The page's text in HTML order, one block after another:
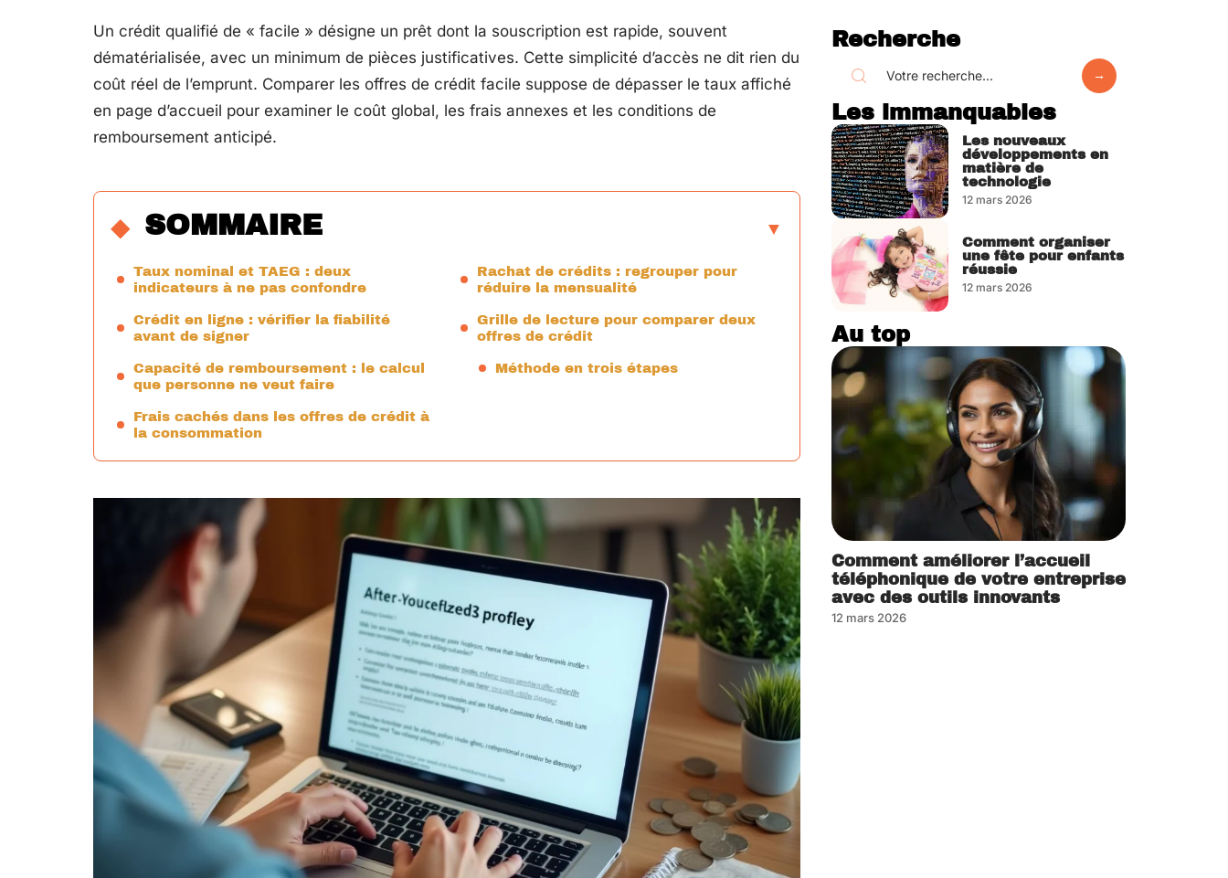
Un crédit qualifié de « facile » désigne un prêt dont la souscription est rapide, souvent
dématérialisée, avec un minimum de pièces justificatives. Cette simplicité d’accès ne dit rien du
coût réel de l’emprunt. Comparer les offres de crédit facile suppose de dépasser le taux affiché
en page d’accueil pour examiner le coût global, les frais annexes et les conditions de
remboursement anticipé.
SOMMAIRE
Taux nominal et TAEG : deux
indicateurs à ne pas confondre
Crédit en ligne : vérifier la fiabilité
avant de signer
Capacité de remboursement : le calcul
que personne ne veut faire
Frais cachés dans les offres de crédit à
la consommation
Rachat de crédits : regrouper pour
réduire la mensualité
Grille de lecture pour comparer deux
offres de crédit
Méthode en trois étapes
Recherche
Les immanquables
Les nouveaux
développements en
matière de
technologie
12 mars 2026
Comment organiser
une fête pour enfants
réussie
12 mars 2026
Au top
Comment améliorer l’accueil
téléphonique de votre entreprise
avec des outils innovants
12 mars 2026